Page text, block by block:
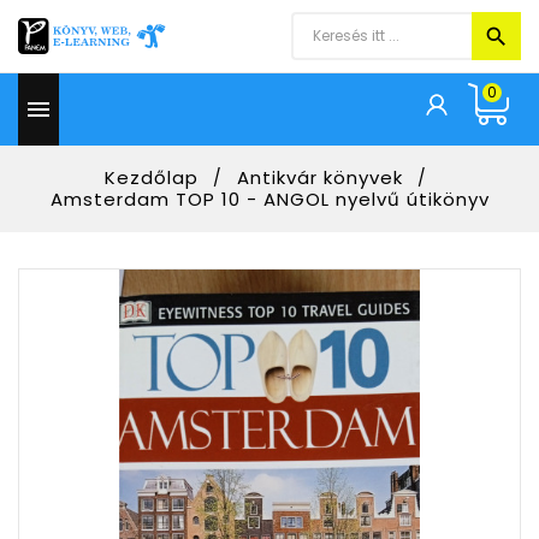

0
Kezdőlap
Antikvár könyvek
Amsterdam TOP 10 - ANGOL nyelvű útikönyv